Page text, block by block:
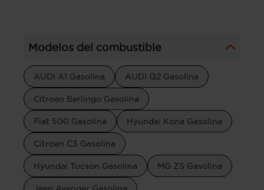
Modelos del combustible
AUDI A1 Gasolina AUDI Q2 Gasolina
Citroen Berlingo Gasolina
Fiat 500 Gasolina Hyundai Kona Gasolina
Citroen C3 Gasolina
Hyundai Tucson Gasolina MG ZS Gasolina
Jeep Avenger Gasolina